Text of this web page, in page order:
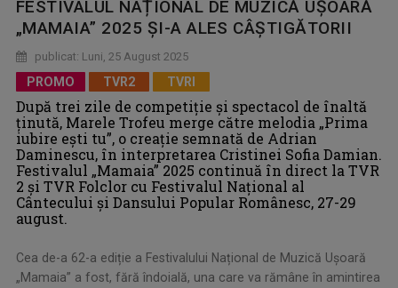
FESTIVALUL NAȚIONAL DE MUZICĂ UȘOARĂ
„MAMAIA” 2025 ȘI-A ALES CÂȘTIGĂTORII
publicat: Luni, 25 August 2025
PROMO TVR2 TVRI
După trei zile de competiție și spectacol de înaltă
ținută, Marele Trofeu merge către melodia „Prima
iubire ești tu”, o creație semnată de Adrian
Daminescu, în interpretarea Cristinei Sofia Damian.
Festivalul „Mamaia” 2025 continuă în direct la TVR
2 și TVR Folclor cu Festivalul Național al
Cântecului și Dansului Popular Românesc, 27-29
august.
Cea de-a 62-a ediție a Festivalului Național de Muzică Ușoară
„Mamaia” a fost, fără îndoială, una care va rămâne în amintirea